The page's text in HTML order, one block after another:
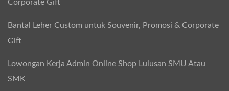
Corporate Gift
Bantal Leher Custom untuk Souvenir, Promosi & Corporate
Gift
Lowongan Kerja Admin Online Shop Lulusan SMU Atau
SMK